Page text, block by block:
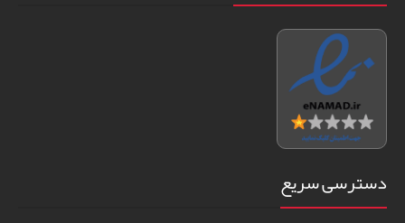
دسترسی سریع